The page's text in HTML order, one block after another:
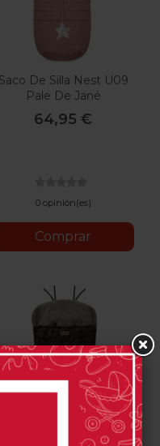
Saco De Silla Nest U09
Pale De Jané
64,95 €
0 opinión(es)
Comprar